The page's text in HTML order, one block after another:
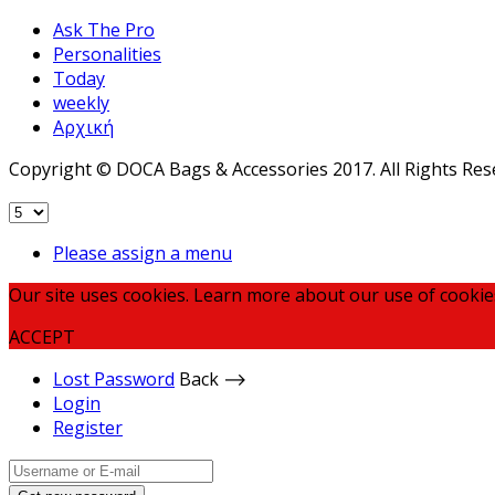
Ask The Pro
Personalities
Today
weekly
Αρχική
Copyright © DOCA Bags & Accessories 2017. All Rights
Please assign a menu
Our site uses cookies. Learn more about our use of
ACCEPT
Lost Password Back ⟶
Login
Register